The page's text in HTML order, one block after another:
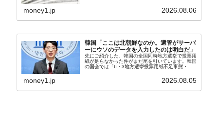
money1.jp 2026.08.06
韓国「ここは北朝鮮なのか。選管がサーバ
ーにウソのデータを入力したのは明白だ」
先にご紹介した、韓国の全国同時地方選挙で投票用
紙が足らなかった件がまだ尾を引いています。韓国
の国会では「6・3地方選挙投票用紙不足事態・国
す。『国民の力』の朱晋佑（チュ・ジヌ）議員はそ
money1.jp 2026.08.05